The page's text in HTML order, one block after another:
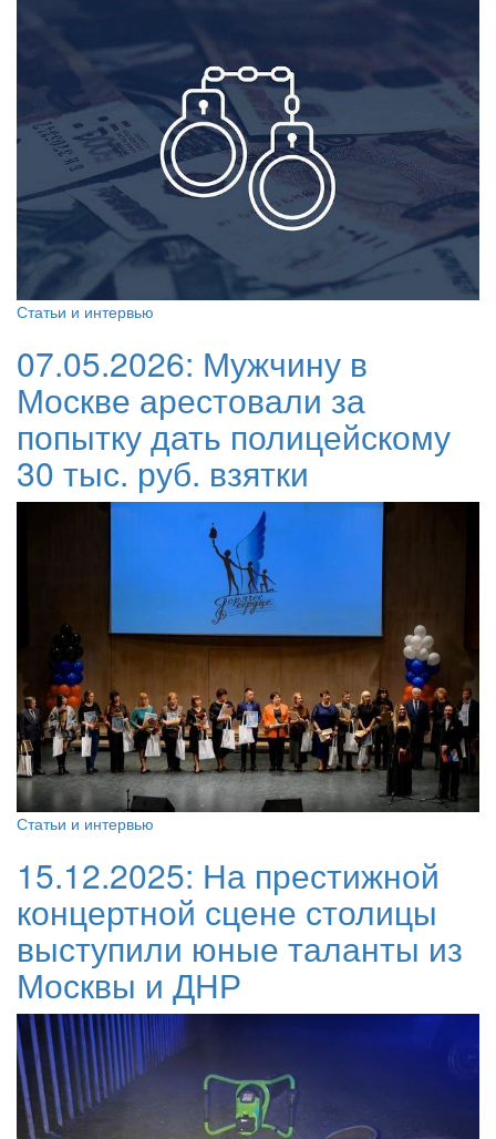
Статьи и интервью
07.05.2026: Мужчину в
Москве арестовали за
попытку дать полицейскому
30 тыс. руб. взятки
Статьи и интервью
15.12.2025: На престижной
концертной сцене столицы
выступили юные таланты из
Москвы и ДНР